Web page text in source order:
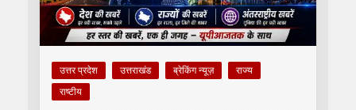
उत्तर प्रदेश उत्तराखंड ब्रेकिंग न्यूज़
राज्य
राष्टीय